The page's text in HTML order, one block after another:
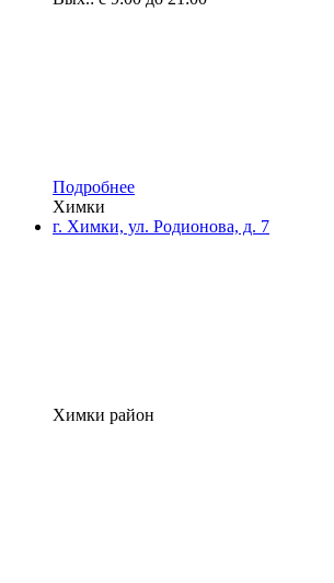
Подробнее
Химки
г. Химки, ул. Родионова, д. 7
Химки район